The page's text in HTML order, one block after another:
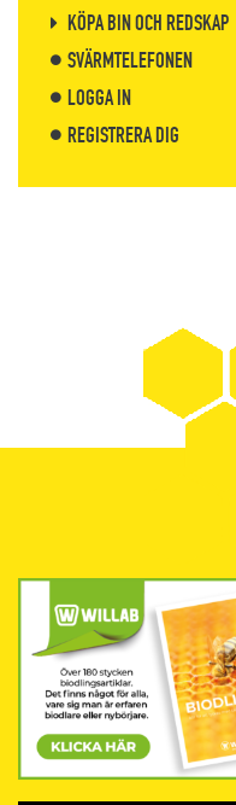
KÖPA BIN OCH REDSKAP
SVÄRMTELEFONEN
LOGGA IN
REGISTRERA DIG